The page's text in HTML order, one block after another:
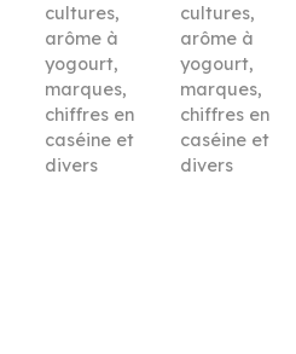
cultures,
arôme à
yogourt,
marques,
chiffres en
caséine et
divers
cultures,
arôme à
yogourt,
marques,
chiffres en
caséine et
divers